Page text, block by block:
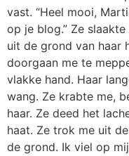
vast. “Heel mooi,
op je blog.” Ze
uit de grond van haar
doorgaan me te
vlakke hand. Haar
wang. Ze krabte me,
haar. Ze deed het
haat. Ze trok me uit
de grond. Ik viel op